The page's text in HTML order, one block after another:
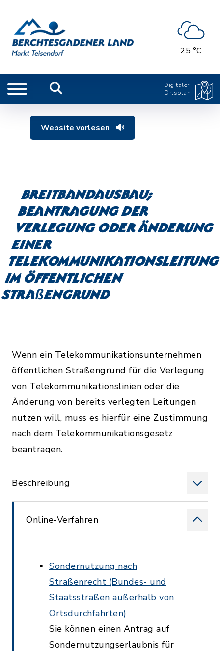
25 °C
Digitaler
Ortsplan
Website vorlesen
Breitbandausbau;
Beantragung der
Verlegung oder Änderung
einer
Telekommunikationsleitung
im öffentlichen
Straßengrund
Wenn ein Telekommunikationsunternehmen
öffentlichen Straßengrund für die Verlegung
von Telekommunikationslinien oder die
Änderung von bereits verlegten Leitungen
nutzen will, muss es hierfür eine Zustimmung
nach dem Telekommunikationsgesetz
beantragen.
Beschreibung
Online-Verfahren
Sondernutzung nach
Straßenrecht (Bundes- und
Staatsstraßen außerhalb von
Ortsdurchfahrten)
Sie können einen Antrag auf
Sondernutzungserlaubnis für